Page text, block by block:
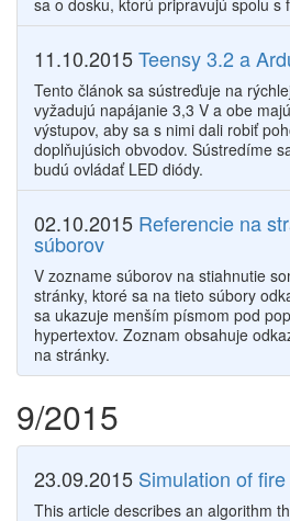
sa o dosku, ktorú pripravujú spolu s
11.10.2015Teensy 3.2 a
Tento článok sa sústreďuje na
vyžadujú napájanie 3,3 V a obe
výstupov, aby sa s nimi dali robiť
doplňujúsich obvodov. Sústredíme
budú ovládať LED diódy.
02.10.2015 Referencie na
súborov
V zozname súborov na stiahnutie
stránky, ktoré sa na tieto súbory
sa ukazuje menším písmom pod
hypertextov. Zoznam obsahuje
na stránky.
9/2015
23.09.2015 Simulation of fire
This article describes an algorithm